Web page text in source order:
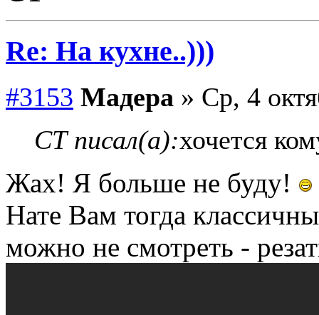
Re: На кухне..)))
#3153 Мадера » Ср, 4
СТ писал(а):хочется
Жах! Я больше не буду!
Нате Вам тогда
можно не смотреть -